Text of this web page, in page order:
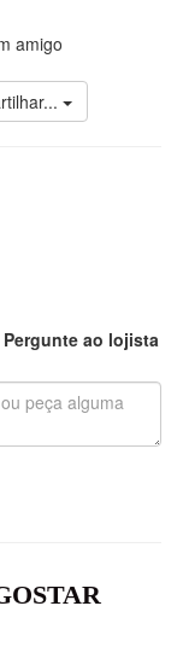
amigo
ao lojista